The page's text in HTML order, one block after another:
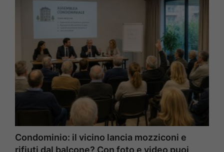
Condominio: il vicino lancia mozziconi e
rifiuti dal balcone? Con foto e video puoi